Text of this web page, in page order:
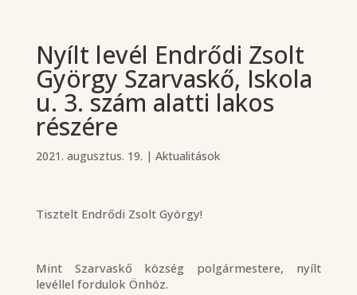
Nyílt levél Endrődi Zsolt
György Szarvaskő, Iskola
u. 3. szám alatti lakos
részére
2021. augusztus. 19. | Aktualitások
Tisztelt Endrődi Zsolt György!
Mint Szarvaskő község polgármestere, nyílt
levéllel fordulok Önhöz.